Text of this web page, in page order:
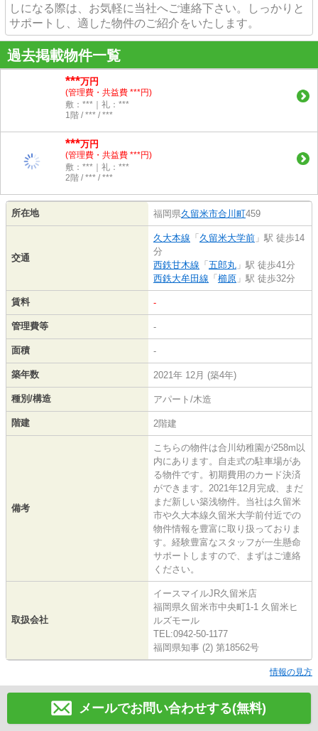
しになる際は、お気軽に当社へご連絡下さい。しっかりと
サポートし、適した物件のご紹介をいたします。
過去掲載物件一覧
***万円
(管理費・共益費 ***円)
敷：***｜礼：***
1階 / *** / ***
***万円
(管理費・共益費 ***円)
敷：***｜礼：***
2階 / *** / ***
所在地 福岡県久留米市合川町459
交通
久大本線 「 久留米大学前 」駅 徒歩14
分
西鉄甘木線 「 五郎丸 」駅 徒歩41分
西鉄大牟田線 「 櫛原 」駅 徒歩32分
賃料 -
管理費等 -
面積 -
築年数 2021年 12月 (築4年)
種別/構造 アパート/木造
階建 2階建
備考
こちらの物件は合川幼稚園が258m以
内にあります。自走式の駐車場があ
る物件です。初期費用のカード決済
ができます。2021年12月完成、まだ
まだ新しい築浅物件。当社は久留米
市や久大本線久留米大学前付近での
物件情報を豊富に取り扱っておりま
す。経験豊富なスタッフが一生懸命
サポートしますので、まずはご連絡
ください。
取扱会社
イースマイルJR久留米店
福岡県久留米市中央町1-1 久留米ヒ
ルズモール
TEL:0942-50-1177
福岡県知事 (2) 第18562号
情報の見方
メールでお問い合わせする(無料)